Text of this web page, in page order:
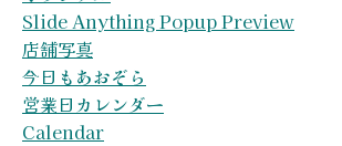
Slide Anything Popup Preview
店舗写真
今日もあおぞら
営業日カレンダー
Calendar